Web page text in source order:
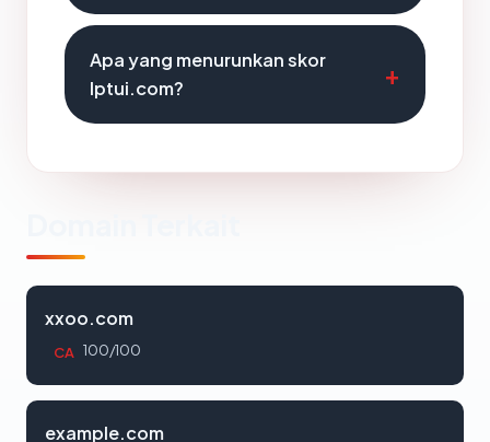
Apa yang menurunkan skor
lptui.com?
xxoo.com
CA 100/100
example.com